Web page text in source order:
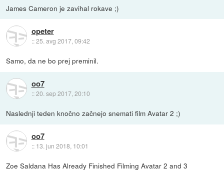
James Cameron je zavihal rokave ;)
opeter
::25. avg 2017, 09:42
Samo, da ne bo prej preminil.
oo7
::20. sep 2017, 20:10
Naslednji teden knočno začnejo snemati film Avatar 2 ;)
oo7
:: 13. jun 2018, 10:01
Zoe Saldana Has Already Finished Filming Avatar 2 and 3